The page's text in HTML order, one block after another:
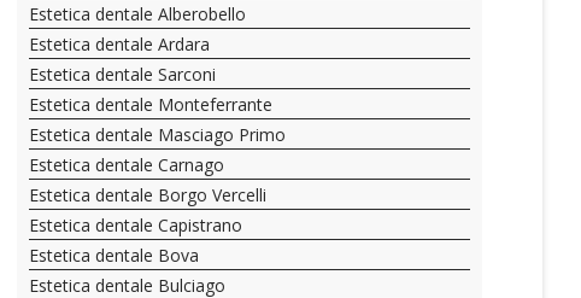
Estetica dentale Alberobello
Estetica dentale Ardara
Estetica dentale Sarconi
Estetica dentale Monteferrante
Estetica dentale Masciago Primo
Estetica dentale Carnago
Estetica dentale Borgo Vercelli
Estetica dentale Capistrano
Estetica dentale Bova
Estetica dentale Bulciago